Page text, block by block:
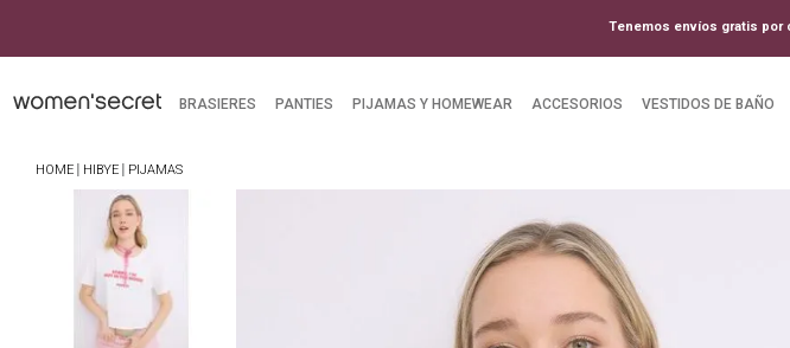
Tenemos envíos gratis por
BRASIERES PANTIES PIJAMAS Y HOMEWEAR ACCESORIOS VESTIDOS DE BAÑO
HIBYE PIJAMAS